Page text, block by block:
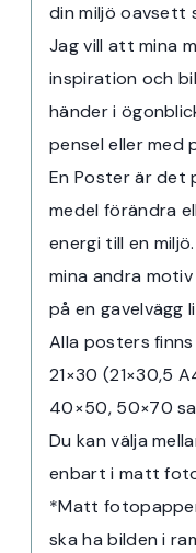
din miljö oavsett
Jag vill att mina
inspiration och
händer i
pensel eller med
En Poster är
medel förändra
energi till en
mina andra
på en gavelvägg
Alla posters
21×30 (21×30,5
40×50, 50×70
Du kan välja
enbart i matt
*Matt
ska ha bilden i